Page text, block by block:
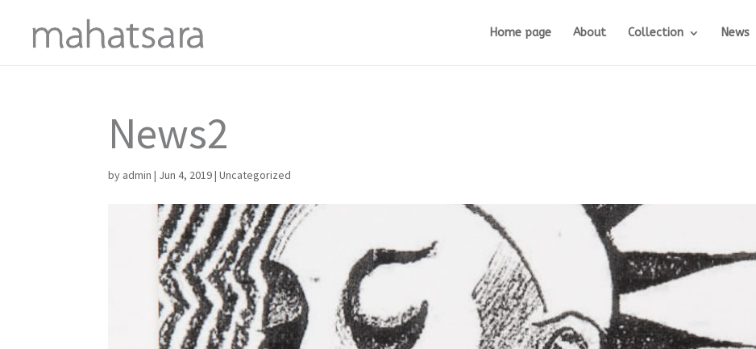
Home page About Collection News
News2
by admin | Jun 4, 2019|Uncategorized